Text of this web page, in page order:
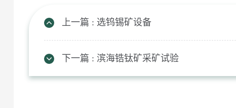
上一篇 : 选钨锡矿设备
下一篇 : 滨海锆钛矿采矿试验